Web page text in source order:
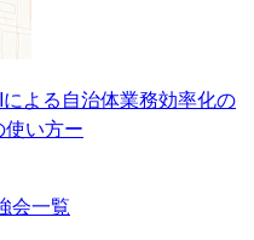
よる自治体業務効率化の
い方ー
会一覧